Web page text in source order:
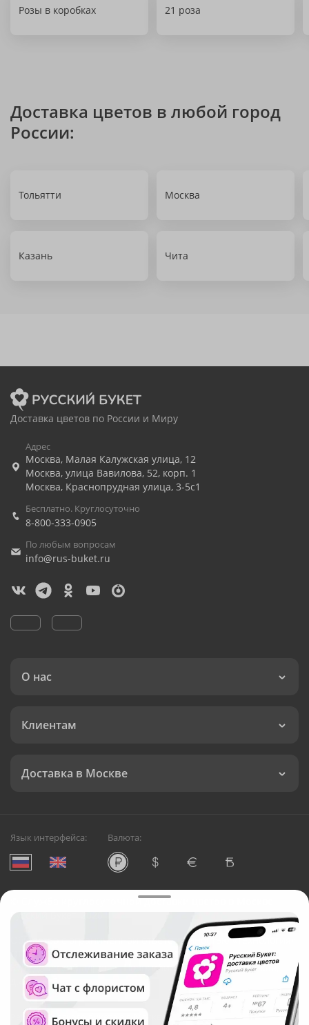
Розы в коробках 21 роза
Доставка цветов в любой город
России:
Тольятти Москва
Казань Чита
Доставка цветов по России и Миру
Адрес
Москва, Малая Калужская улица, 12
Москва, улица Вавилова, 52, корп. 1
Москва, Краснопрудная улица, 3-5с1
Бесплатно. Круглосуточно
8-800-333-0905
По любым вопросам
info@rus-buket.ru
О нас
Клиентам
Доставка в Москве
Язык интерфейса: Валюта:
Служба круглосуточной доставки цветов в Москве
Русский Букет, 2026
Общество с ограниченной ответственностью «Технология»
ОГРН: 1195476081745, ИНН: 5410081997
Юридический адрес: г. Новосибирск, ул. Ипподромская,
д.42, оф. 3
Рейтинг Русского букета в г. Москва